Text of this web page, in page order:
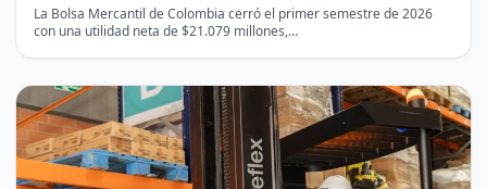
La Bolsa Mercantil de Colombia cerró el primer semestre de 2026
con una utilidad neta de $21.079 millones,…